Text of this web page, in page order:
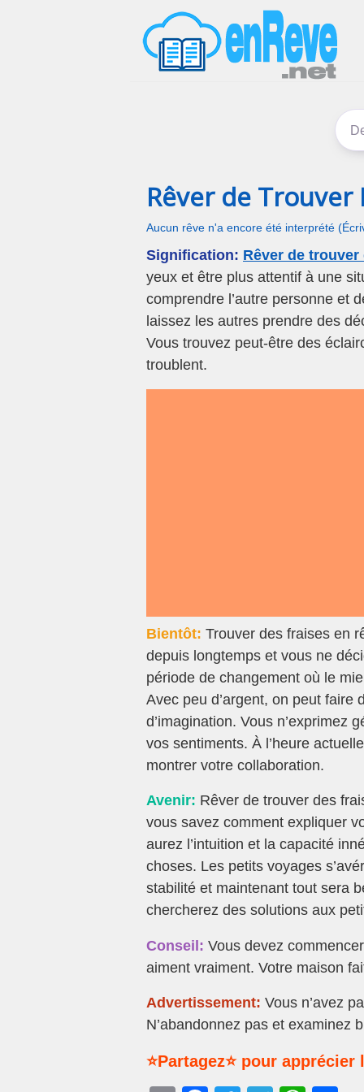
Rêver de Trouver
Aucun rêve n'a encore été interprété
Signification: Rêver de
yeux et être plus attentif à une
comprendre l’autre personne et
laissez les autres prendre des
Vous trouvez peut-être des
troublent.
Bientôt: Trouver des fraises en
depuis longtemps et vous ne
période de changement où le
Avec peu d’argent, on peut faire
d’imagination. Vous n’exprimez
vos sentiments. À l’heure
montrer votre collaboration.
Avenir: Rêver de trouver des
vous savez comment expliquer
aurez l’intuition et la capacité
choses. Les petits voyages
stabilité et maintenant tout sera
chercherez des solutions aux
Conseil: Vous devez
aiment vraiment. Votre maison
Advertissement: Vous n’avez
N’abandonnez pas et examinez
⭐Partagez⭐ pour